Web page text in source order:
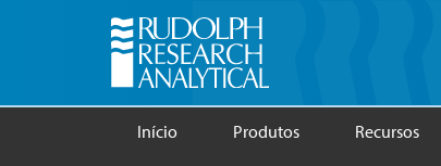
Início Produtos Recursos